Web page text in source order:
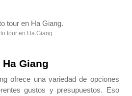
tour en Ha Giang
Giang
ofrece una variedad de opciones
gustos y presupuestos. Eso